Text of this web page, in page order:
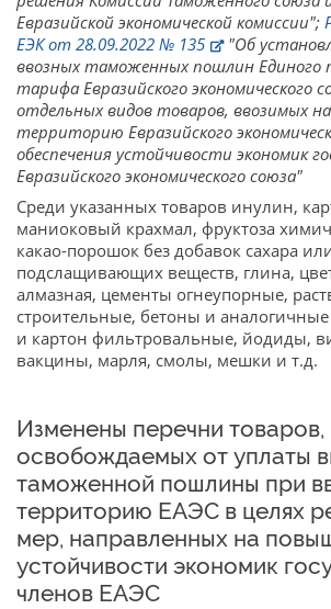
Евразийской экономической комиссии";
ЕЭК от 28.09.2022 № 135
"Об
ввозных таможенных пошлин Единого
тарифа Евразийского экономического
отдельных видов товаров, ввозимых
территорию Евразийского
обеспечения устойчивости экономик
Евразийского экономического союза"
Среди указанных товаров инулин,
маниоковый крахмал, фруктоза
какао-порошок без добавок сахара
подслащивающих веществ, глина,
алмазная, цементы огнеупорные,
строительные, бетоны и аналогичные
и картон фильтровальные, йодиды,
вакцины, марля, смолы, мешки и т.д.
Изменены перечни товаров,
освобождаемых от уплаты
таможенной пошлины при
территорию ЕАЭС в целях
мер, направленных на
устойчивости экономик
членов ЕАЭС